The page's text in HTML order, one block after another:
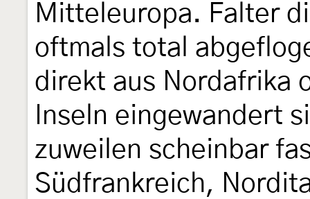
Mitteleuropa. Falter
oftmals total
direkt aus Nordafrika
Inseln eingewandert
zuweilen scheinbar
Südfrankreich,